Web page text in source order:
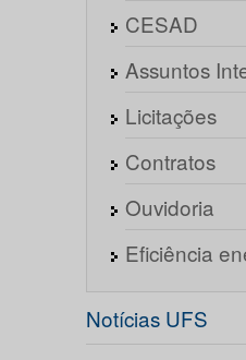
CESAD
Assuntos
Licitações
Contratos
Ouvidoria
Eficiência
Notícias UFS